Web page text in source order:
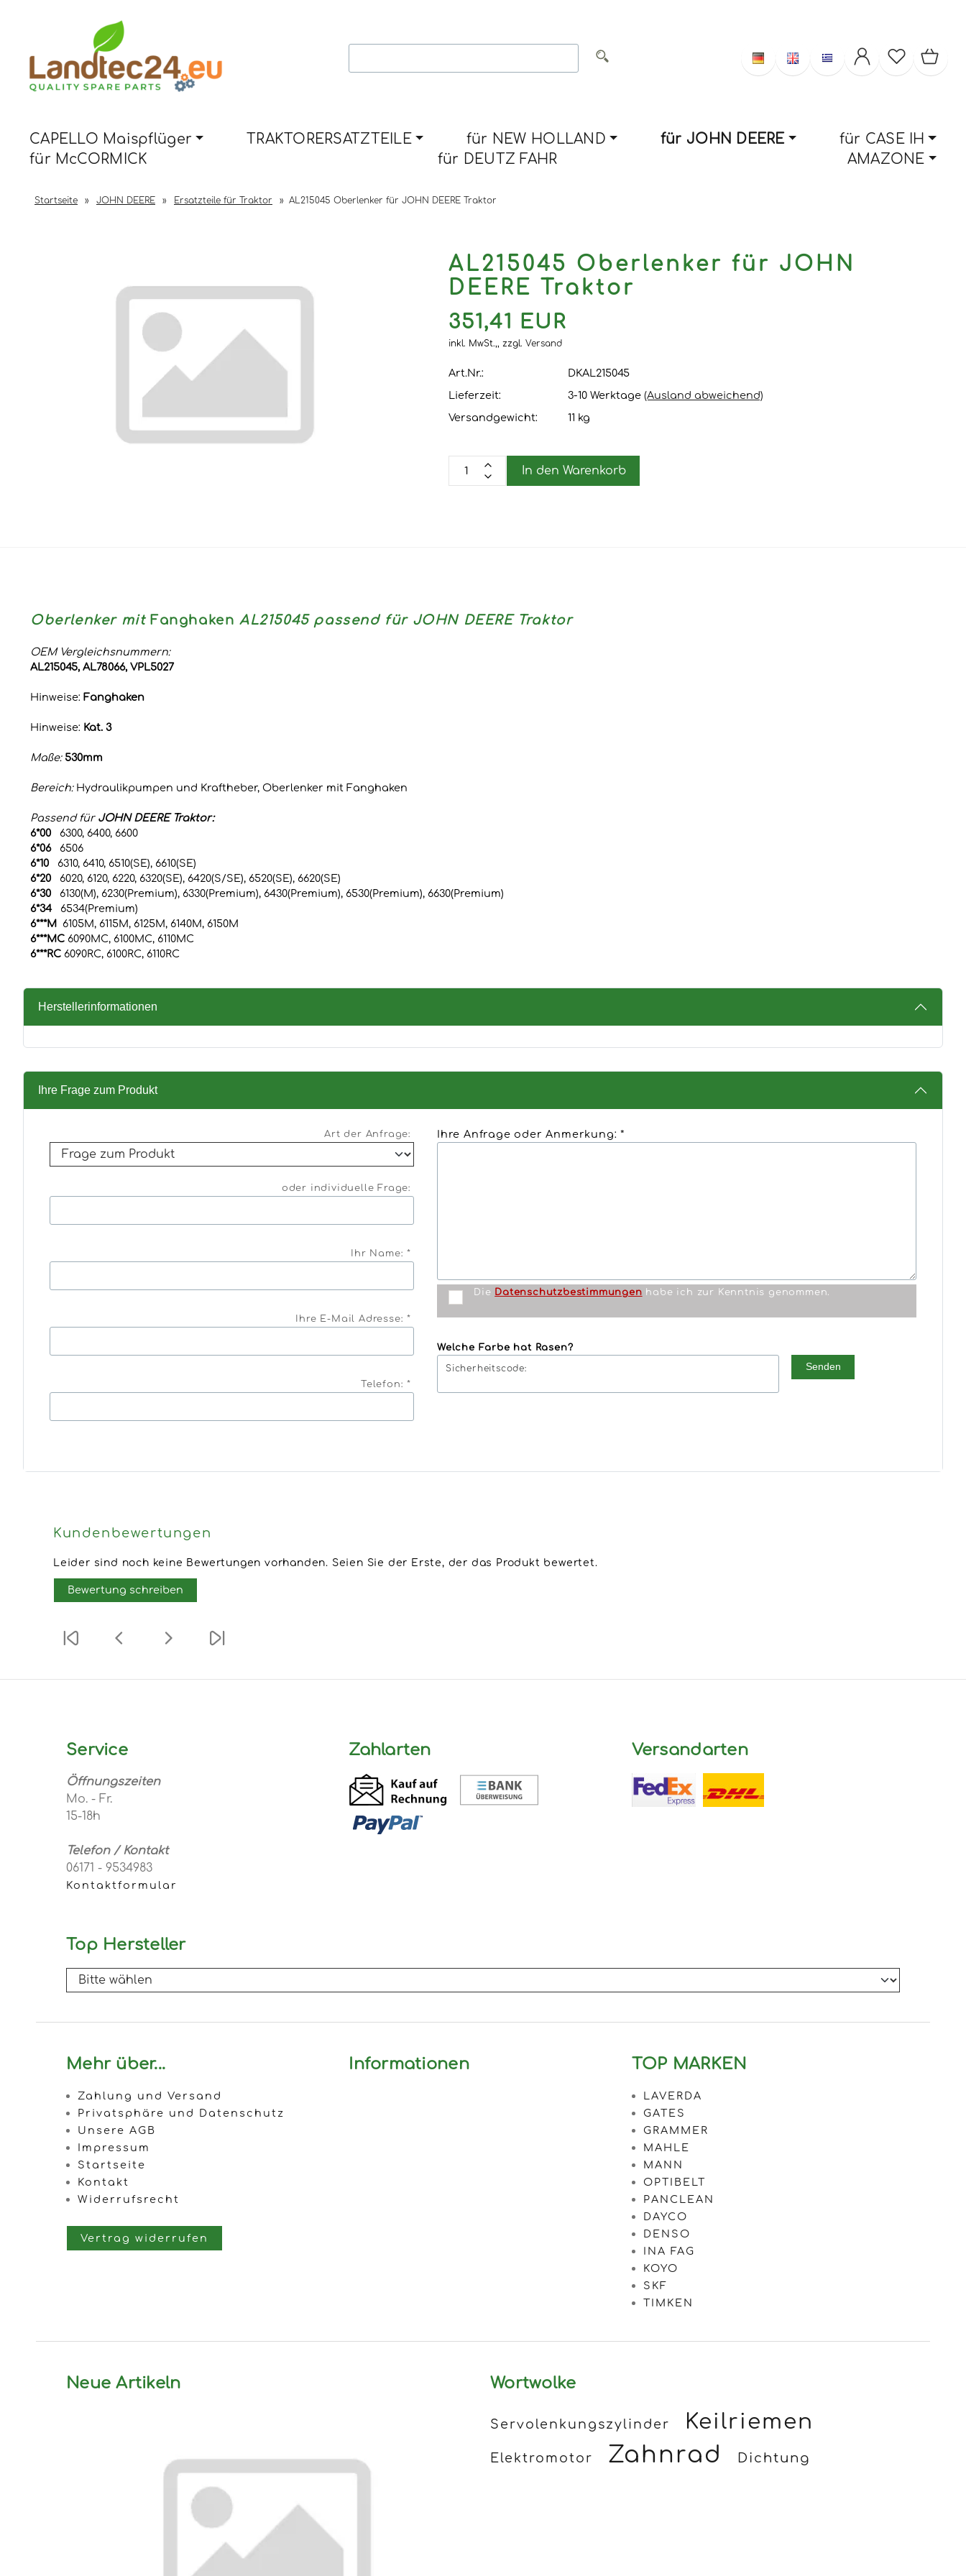
CAPELLO Maispflüger TRAKTORERSATZTEILE für NEW HOLLAND für JOHN DEERE
für CASE IH
für McCORMICK
für DEUTZ FAHR AMAZONE
Startseite » JOHN DEERE » Ersatzteile für Traktor » AL215045 Oberlenker für JOHN DEERE Traktor
AL215045 Oberlenker für JOHN
DEERE Traktor
351,41 EUR
inkl. MwSt.,, zzgl. Versand
Art.Nr.:
DKAL215045
Lieferzeit:
3-10 Werktage (Ausland abweichend)
Versandgewicht:
11 kg
In den Warenkorb
Oberlenker mit Fanghaken AL215045 passend für JOHN DEERE Traktor
OEM Vergleichsnummern:
AL215045, AL78066, VPL5027
Hinweise: Fanghaken
Hinweise: Kat. 3
Maße: 530mm
Bereich:Hydraulikpumpen und Kraftheber, Oberlenker mit Fanghaken
Passend für JOHN DEERE Traktor:
6*00 6300, 6400, 6600
6*066506
6*10 6310, 6410, 6510(SE), 6610(SE)
6*20 6020, 6120, 6220, 6320(SE), 6420(S/SE), 6520(SE), 6620(SE)
6*30 6130(M), 6230(Premium), 6330(Premium), 6430(Premium), 6530(Premium), 6630(Premium)
6*346534(Premium)
6***M
6105M, 6115M, 6125M, 6140M, 6150M
6***MC 6090MC, 6100MC, 6110MC
6***RC 6090RC, 6100RC, 6110RC
Herstellerinformationen
Ihre Frage zum Produkt
Art der Anfrage:
oder individuelle Frage:
Ihr Name: *
Ihre E-Mail Adresse: *
Telefon: *
Ihre Anfrage oder Anmerkung: *
Die Datenschutzbestimmungen habe ich zur Kenntnis genommen.
Sicherheitscode:
Welche Farbe hat Rasen?
Senden
Kundenbewertungen
Leider sind noch keine Bewertungen vorhanden. Seien Sie der Erste, der das Produkt bewertet.
Bewertung schreiben
Service
Öffnungszeiten
Mo. - Fr.
15-18h
Telefon / Kontakt
06171 - 9534983
Kontaktformular
Zahlarten Versandarten
Top Hersteller
Mehr über...
Zahlung und Versand
Privatsphäre und Datenschutz
Unsere AGB
Impressum
Startseite
Kontakt
Widerrufsrecht
Vertrag widerrufen
Informationen TOP MARKEN
LAVERDA
GATES
GRAMMER
MAHLE
MANN
OPTIBELT
PANCLEAN
DAYCO
DENSO
INA FAG
KOYO
SKF
TIMKEN
Neue Artikeln Wortwolke
Servolenkungszylinder Keilriemen
Elektromotor Zahnrad Dichtung